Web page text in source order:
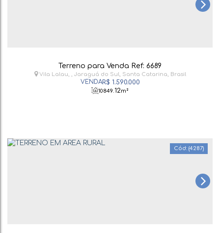
Terreno para Venda Ref: 6689
R$ 1.590.000
Vila Lalau , Jaraguá do Sul, Santa Catarina, Brasil
10849 .12m²
(4287)